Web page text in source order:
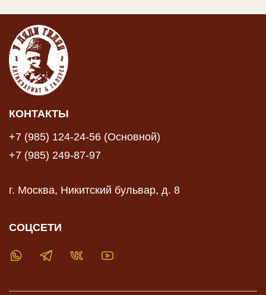
КОНТАКТЫ
+7 (985) 124-24-56 (Основной)
+7 (985) 249-87-97
г. Москва, Никитский бульвар, д. 8
СОЦСЕТИ